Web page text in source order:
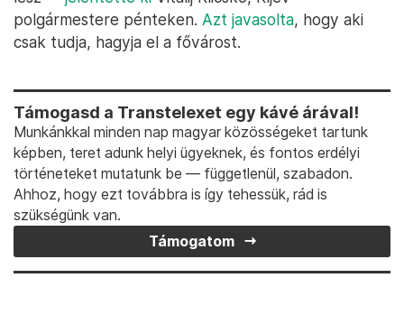
dróntámadásokat indítanak Ukrajna nagy területei
ellen, elsősorban az energiaellátást célozva. Kijev
egyes részeiben és az országtöbb megyéjében
Kijevben is melegedősátrak sokaságát állították fel,
ezekben az emberek a telefonjaikat is feltölthetik.
Az EU 3,7 millió euró értékben újabb 447
generátortküldött Ukrajnába, hogy a lakosság
átvészelhesse a legkritikusabb téli időszakot.
„A helyzet rendkívül nehéz, és egyre nehezebb
Vitalij Klicsko, Kijev
polgármestere pénteken.Azt javasolta, hogy aki